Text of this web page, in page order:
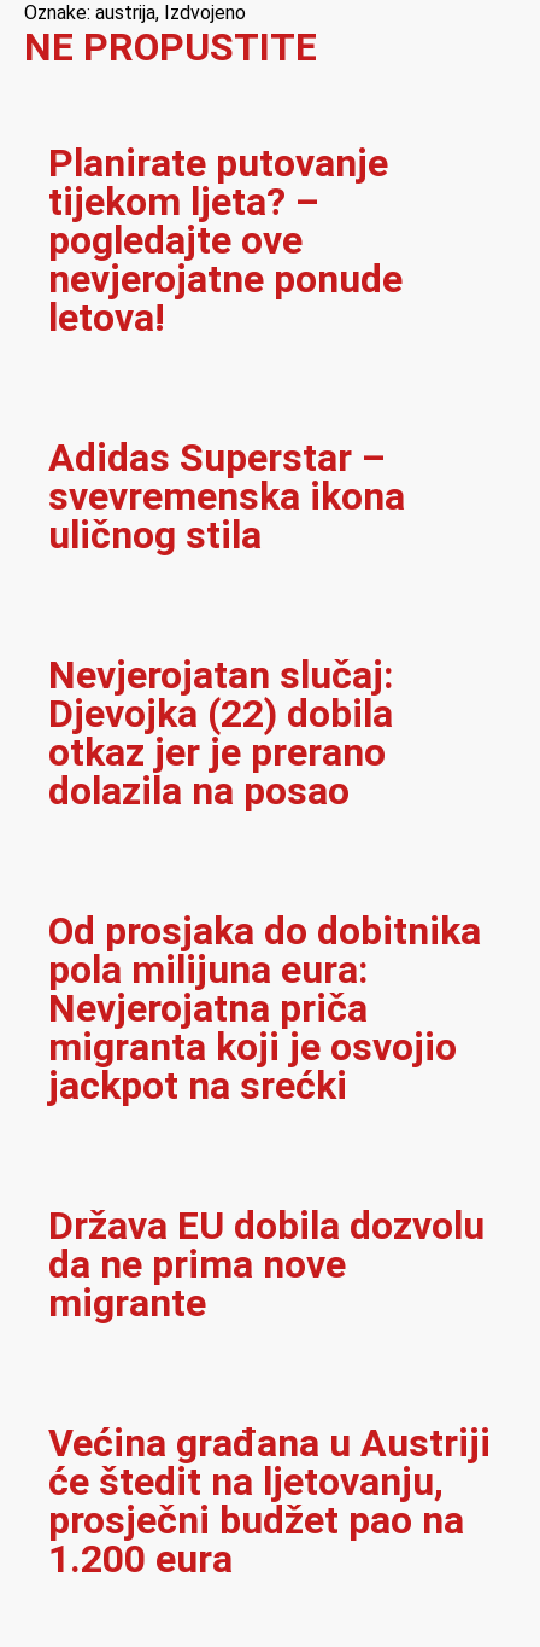
Oznake: austrija, Izdvojeno
NE PROPUSTITE
Planirate putovanje
tijekom ljeta? –
pogledajte ove
nevjerojatne ponude
letova!
Adidas Superstar –
svevremenska ikona
uličnog stila
Nevjerojatan slučaj:
Djevojka (22) dobila
otkaz jer je prerano
dolazila na posao
Od prosjaka do dobitnika
pola milijuna eura:
Nevjerojatna priča
migranta koji je osvojio
jackpot na srećki
Država EU dobila dozvolu
da ne prima nove
migrante
Većina građana u Austriji
će štedit na ljetovanju,
prosječni budžet pao na
1.200 eura